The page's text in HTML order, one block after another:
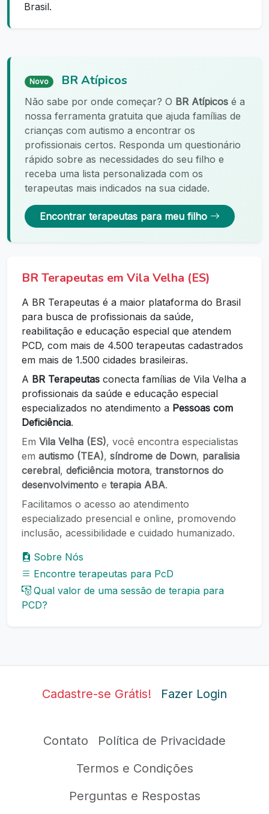
Brasil.
Novo BR Atípicos
Não sabe por onde começar? O BR Atípicos é a
nossa ferramenta gratuita que ajuda famílias de
crianças com autismo a encontrar os
profissionais certos. Responda um questionário
rápido sobre as necessidades do seu filho e
receba uma lista personalizada com os
terapeutas mais indicados na sua cidade.
Encontrar terapeutas para meu filho
BR Terapeutas em Vila Velha (ES)
A BR Terapeutas é a maior plataforma do Brasil
para busca de profissionais da saúde,
reabilitação e educação especial que atendem
PCD, com mais de 4.500 terapeutas cadastrados
em mais de 1.500 cidades brasileiras.
A BR Terapeutas conecta famílias de Vila Velha a
profissionais da saúde e educação especial
especializados no atendimento a Pessoas com
Deficiência.
Em Vila Velha (ES), você encontra especialistas
em autismo (TEA), síndrome de Down, paralisia
cerebral, deficiência motora, transtornos do
desenvolvimento e terapia ABA.
Facilitamos o acesso ao atendimento
especializado presencial e online, promovendo
inclusão, acessibilidade e cuidado humanizado.
Sobre Nós
Encontre terapeutas para PcD
Qual valor de uma sessão de terapia para
PCD?
Cadastre-se Grátis! Fazer Login
Contato
Política de Privacidade
Termos e Condições
Perguntas e Respostas